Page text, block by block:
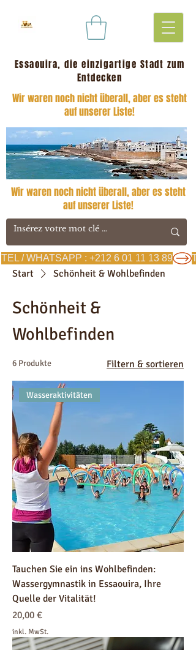
Essaouira, die einzigartige Stadt zum
Entdecken
Wir waren noch nicht überall, aber es steht
auf unserer Liste!
TEL / WHATSAPP : +212 6 01 11 13 89
Wir waren noch nicht überall, aber es steht
auf unserer Liste!
Start Schönheit & Wohlbefinden
Schönheit &
Wohlbefinden
6 Produkte Filtern & sortieren
Wasseraktivitäten
Tauchen Sie ein ins Wohlbefinden:
Wassergymnastik in Essaouira, Ihre
Quelle der Vitalität!
Preis
20,00 €
inkl. MwSt.